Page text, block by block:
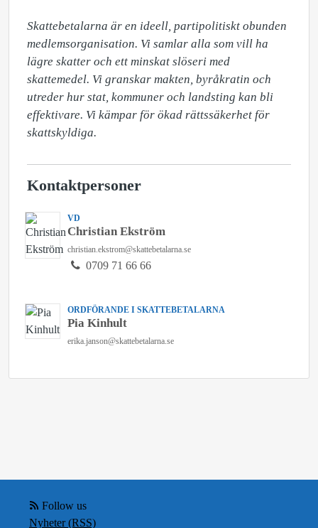
Skattebetalarna är en ideell, partipolitiskt obunden
medlemsorganisation. Vi samlar alla som vill ha
lägre skatter och ett minskat slöseri med
skattemedel. Vi granskar makten, byråkratin och
utreder hur stat, kommuner och landsting kan bli
effektivare. Vi kämpar för ökad rättssäkerhet för
skattskyldiga.
Kontaktpersoner
VD
Christian Ekström
christian.ekstrom@skattebetalarna.se
0709 71 66 66
ORDFÖRANDE I SKATTEBETALARNA
Pia Kinhult
erika.janson@skattebetalarna.se
Follow us
Nyheter (RSS)